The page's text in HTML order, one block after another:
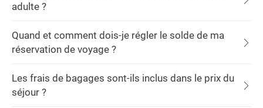
adulte ?
Quand et comment dois-je régler le solde de ma
réservation de voyage ?
Les frais de bagages sont-ils inclus dans le prix du
séjour ?